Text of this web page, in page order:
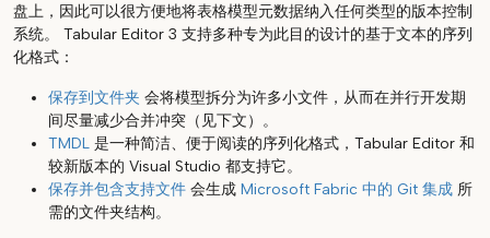
盘上，因此可以很方便地将表格模型元数据纳入任何类型的版本控制
系统。 Tabular Editor 3 支持多种专为此目的设计的基于文本的序列
化格式：
保存到文件夹 会将模型拆分为许多小文件，从而在并行开发期
间尽量减少合并冲突（见下文）。
TMDL 是一种简洁、便于阅读的序列化格式，Tabular Editor 和
较新版本的 Visual Studio 都支持它。
保存并包含支持文件 会生成 Microsoft Fabric 中的 Git 集成 所
需的文件夹结构。